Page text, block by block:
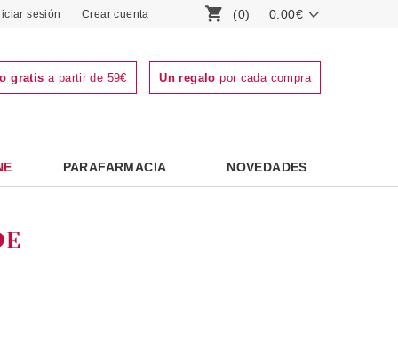
sesión Crear cuenta (0) 0.00€
gratis a partir de 59€ Un regalo por cada compra
PARAFARMACIA NOVEDADES